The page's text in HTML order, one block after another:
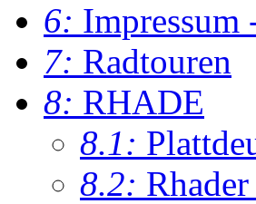
6: Impressum
7: Radtouren
8: RHADE
8.1:
8.2: